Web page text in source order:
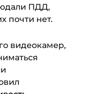
ПДД,
почти нет.
видеокамер,